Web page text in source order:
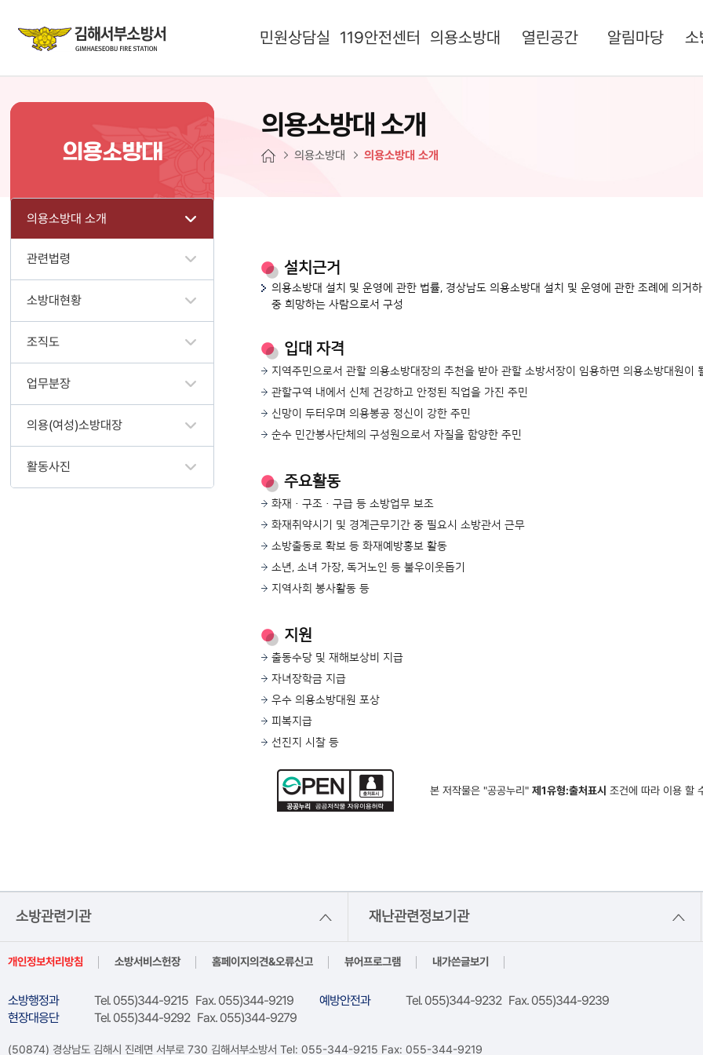
민원상담실 119안전센터 의용소방대 열린공간 알림마당 소
의용소방대
의용소방대 소개
관련법령
소방대현황
조직도
업무분장
의용(여성)소방대장
활동사진
의용소방대 의용소방대 소개
의용소방대 소개
설치근거
의용소방대 설치 및 운영에 관한 법률, 경상남도 의용소방대 설치 및 운영에 관한 조례에 의
중 희망하는 사람으로서 구성
입대 자격
지역주민으로서 관할 의용소방대장의 추천을 받아 관할 소방서장이 임용하면 의용소방대원이
관할구역 내에서 신체 건강하고 안정된 직업을 가진 주민
신망이 두터우며 의용봉공 정신이 강한 주민
순수 민간봉사단체의 구성원으로서 자질을 함양한 주민
주요활동
화재·구조·구급 등 소방업무 보조
화재취약시기 및 경계근무기간 중 필요시 소방관서 근무
소방출동로 확보 등 화재예방홍보 활동
소년, 소녀 가장, 독거노인 등 불우이웃돕기
지역사회 봉사활동 등
지원
출동수당 및 재해보상비 지급
자녀장학금 지급
우수 의용소방대원 포상
피복지급
선진지 시찰 등
본 저작물은 "공공누리"제1유형:출처표시 조건에 따라 이용 할
소방관련기관 재난관련정보기관
개인정보처리방침 소방서비스헌장 홈페이지의견&오류신고 뷰어프로그램 내가쓴글보기
소방행정과 Tel. 055)344-9215 Fax. 055)344-9219 예방안전과
Tel. 055)344-9232 Fax. 055)344-9239
현장대응단
Tel. 055)344-9292 Fax. 055)344-9279
(50874) 경상남도 김해시 진례면 서부로 730 김해서부소방서 Tel: 055-344-9215 Fax: 055-344-9219